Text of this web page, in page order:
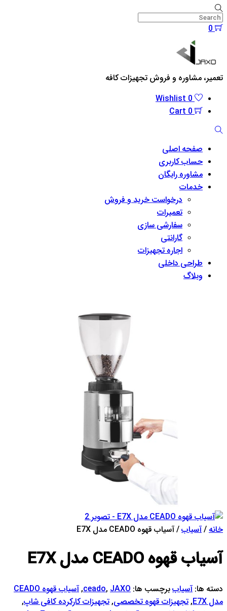
Skip
to
content
0
تعمیر، مشاوره و فروش تجهیزات کافه
0
Wishlist
0
Cart
Search
صفحه اصلی
حساب کاربری
مشاوره رایگان
خدمات
درخواست خرید و فروش
تعمیرات
سفارشی سازی
گارانتی
اجاره تجهیزات
طراحی داخلی
وبلاگ
خانه /آسیاب / آسیاب قهوه CEADO مدل E7X
آسیاب قهوه CEADO مدل E7X
دسته ها:آسیاب برچسب ها: ceado, JAXO
,
آسیاب قهوه CEADO
مدل E7X
, تجهیزات قهوه تخصصی, تجهیزات کارکرده کافی شاپ,